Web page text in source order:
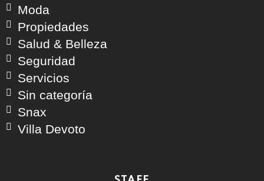
Moda
Propiedades
Salud & Belleza
Seguridad
Servicios
Sin categoría
Snax
Villa Devoto